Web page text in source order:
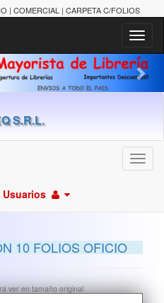
| COMERCIAL | CARPETA C/FOLIOS
S.R.L.
Usuarios
10 FOLIOS OFICIO
ver en tamaño original